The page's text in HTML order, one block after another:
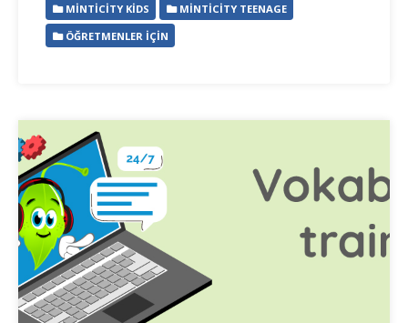
MINTICITY KIDS
MINTICITY TEENAGE
ÖĞRETMENLER İÇIN